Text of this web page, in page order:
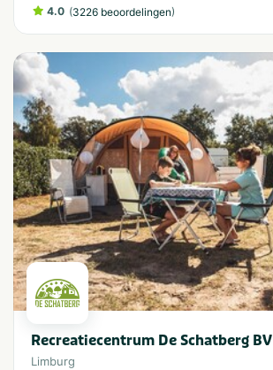
4.0 (3226 beoordelingen)
Recreatiecentrum De Schatberg BV
Limburg